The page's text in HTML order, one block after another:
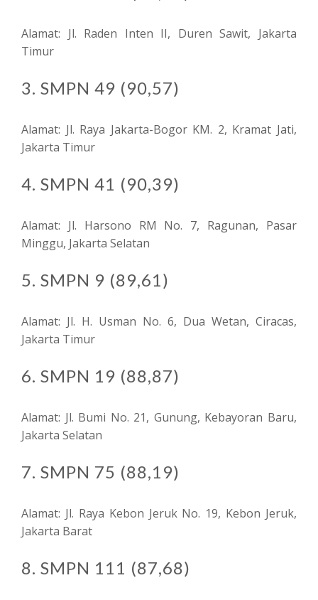
Alamat: Jl. Raden Inten II, Duren Sawit, Jakarta
Timur
3. SMPN 49 (90,57)
Alamat: Jl. Raya Jakarta-Bogor KM. 2, Kramat Jati,
Jakarta Timur
4. SMPN 41 (90,39)
Alamat: Jl. Harsono RM No. 7, Ragunan, Pasar
Minggu, Jakarta Selatan
5. SMPN 9 (89,61)
Alamat: Jl. H. Usman No. 6, Dua Wetan, Ciracas,
Jakarta Timur
6. SMPN 19 (88,87)
Alamat: Jl. Bumi No. 21, Gunung, Kebayoran Baru,
Jakarta Selatan
7. SMPN 75 (88,19)
Alamat: Jl. Raya Kebon Jeruk No. 19, Kebon Jeruk,
Jakarta Barat
8. SMPN 111 (87,68)